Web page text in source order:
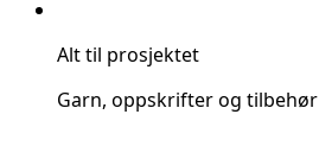
Alt til prosjektet
Garn, oppskrifter og tilbehør